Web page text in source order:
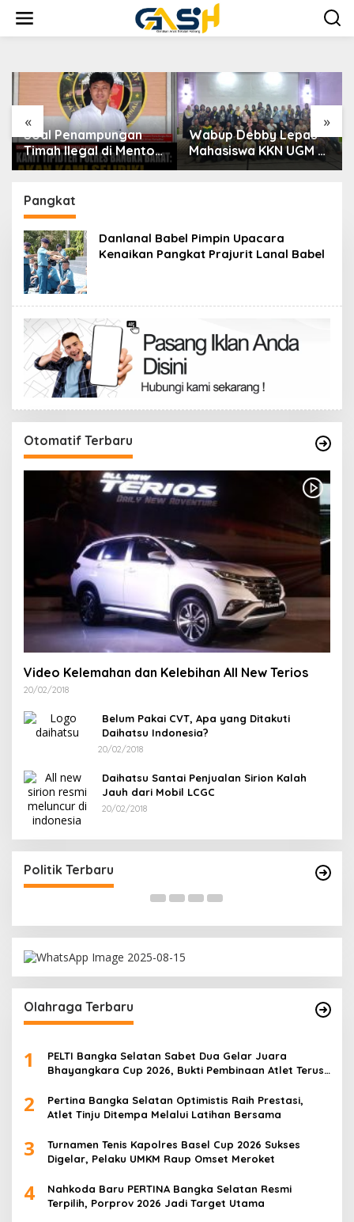
konten
« »
Soal Penampungan
Timah Ilegal di Mentok,
Kanit Tipidter Polres
Kami Selidik
Wabup Debby Lepas
Mahasiswa KKN UGM di
Desa Sumber Jaya
Pangkat
Danlanal Babel Pimpin Upacara
Kenaikan Pangkat Prajurit Lanal Babel
Otomatif Terbaru
Video Kelemahan dan Kelebihan All New Terios
20/02/2018
Belum Pakai CVT, Apa yang Ditakuti
Daihatsu Indonesia?
20/02/2018
Daihatsu Santai Penjualan Sirion Kalah
Jauh dari Mobil LCGC
20/02/2018
Politik Terbaru
Besar Bangkitkan Golkar Bangka Selatan
Di Bangka Selatan, Politik
Olahraga Terbaru
1
PELTI Bangka Selatan Sabet Dua Gelar Juara
Bhayangkara Cup 2026, Bukti Pembinaan Atlet Terus
2
Pertina Bangka Selatan Optimistis Raih Prestasi,
Atlet Tinju Ditempa Melalui Latihan Bersama
3
Turnamen Tenis Kapolres Basel Cup 2026 Sukses
Digelar, Pelaku UMKM Raup Omset Meroket
4
Nahkoda Baru PERTINA Bangka Selatan Resmi
Terpilih, Porprov 2026 Jadi Target Utama